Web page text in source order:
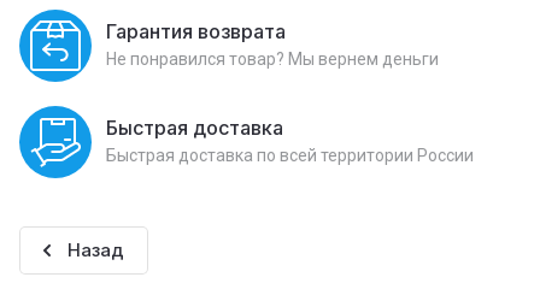
Гарантия возврата
Не понравился товар? Мы вернем деньги
Быстрая доставка
Быстрая доставка по всей территории России
Назад